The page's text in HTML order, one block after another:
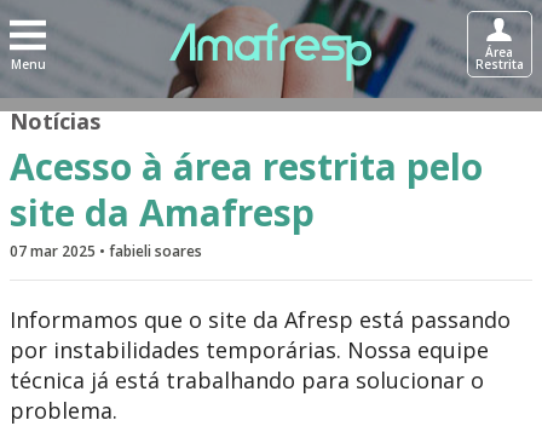
Menu
Área
Restrita
Notícias
Acesso à área restrita pelo
site da Amafresp
07 mar 2025 • fabieli soares
Informamos que o site da Afresp está passando
por instabilidades temporárias. Nossa equipe
técnica já está trabalhando para solucionar o
problema.